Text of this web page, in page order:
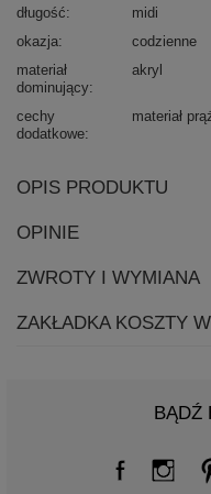
długość
midi
okazja
codzienne
materiał
dominujący
akryl
cechy
dodatkowe
materiał
OPIS PRODUKTU
OPINIE
ZWROTY I WYMIANA
ZAKŁADKA KOSZTY
BĄDŹ